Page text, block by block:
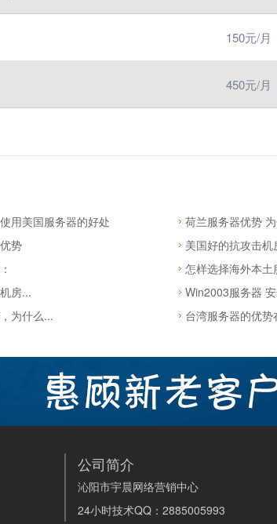
150元/月
450元/月
用美国服务器的好处
势
房...
为什么...
荷兰服务器优势
美国好的抗攻击
怎样选择海外本土
Win2003服务器
台湾服务器的优势
公司简介
沁阳市宇晨网络营销中心
24小时技术QQ：2885005993